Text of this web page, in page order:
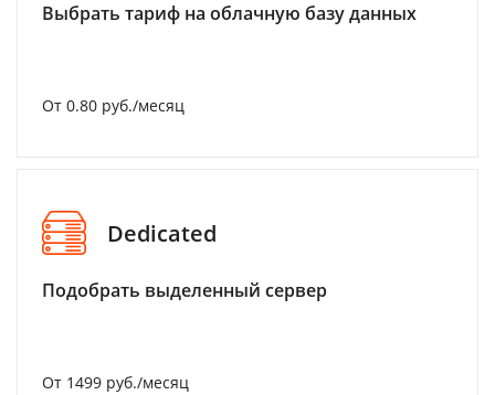
Выбрать тариф на облачную базу данных
От 0.80 руб./месяц
Dedicated
Подобрать выделенный сервер
От 1499 руб./месяц